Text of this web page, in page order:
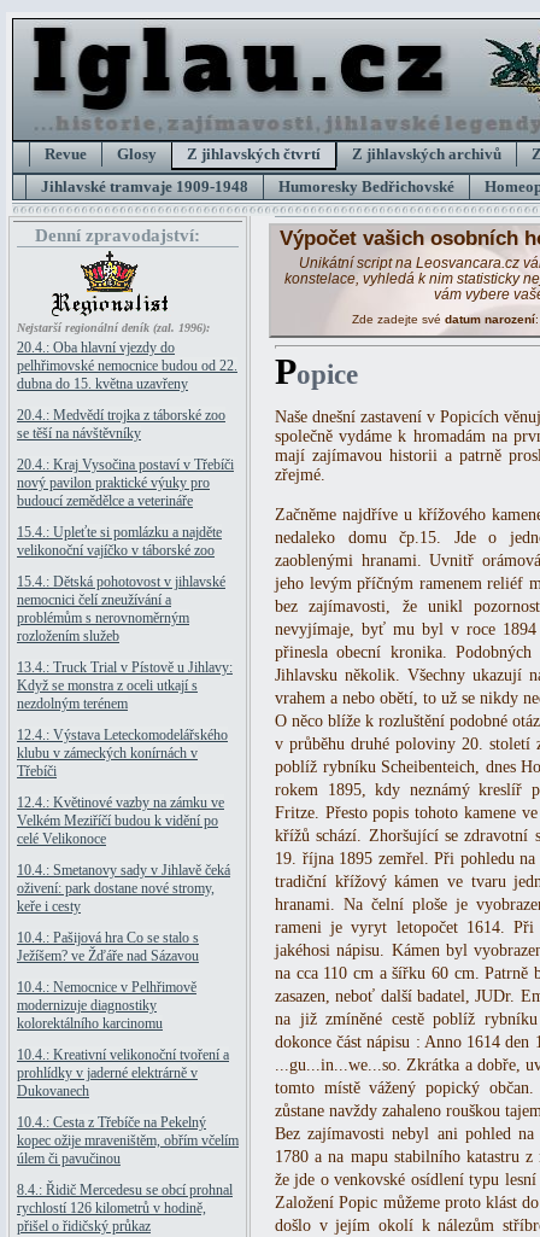
Revue Glosy Z jihlavských čtvrtí Z jihlavských archivů
Jihlavské tramvaje 1909-1948
Humoresky Bedřichovské
Denní zpravodajství:
Nejstarší regionální deník (zal. 1996):
20.4.: Oba hlavní vjezdy do
pelhřimovské nemocnice budou od 22.
dubna do 15. května uzavřeny
20.4.: Medvědí trojka z táborské zoo
se těší na návštěvníky
20.4.: Kraj Vysočina postaví v Třebíči
nový pavilon praktické výuky pro
budoucí zemědělce a veterináře
15.4.: Upleťte si pomlázku a najděte
velikonoční vajíčko v táborské zoo
15.4.: Dětská pohotovost v jihlavské
nemocnici čelí zneužívání a
problémům s nerovnoměrným
rozložením služeb
13.4.: Truck Trial v Pístově u Jihlavy:
Když se monstra z oceli utkají s
nezdolným terénem
12.4.: Výstava Leteckomodelářského
klubu v zámeckých konírnách v
Třebíči
12.4.: Květinové vazby na zámku ve
Velkém Meziříčí budou k vidění po
celé Velikonoce
10.4.: Smetanovy sady v Jihlavě čeká
oživení: park dostane nové stromy,
keře i cesty
10.4.: Pašijová hra Co se stalo s
Ježíšem? ve Žďáře nad Sázavou
10.4.: Nemocnice v Pelhřimově
modernizuje diagnostiky
kolorektálního karcinomu
10.4.: Kreativní velikonoční tvoření a
prohlídky v jaderné elektrárně v
Dukovanech
10.4.: Cesta z Třebíče na Pekelný
kopec ožije mraveništěm, obřím včelím
úlem či pavučinou
8.4.: Řidič Mercedesu se obcí prohnal
rychlostí 126 kilometrů v hodině,
přišel o řidičský průkaz
Výpočet vašich osobních
Unikátní script na Leosvancara.cz
konstelace, vyhledá k nim statisticky
vám vybere
Zde zadejte své datum narození
Popice
Naše dnešní zastavení v Popicích
společně vydáme k hromadám na
mají zajímavou historii a patrně
zřejmé.
Začněme najdříve u křížového
nedaleko domu čp.15. Jde o
zaoblenými hranami. Uvnitř
jeho levým příčným ramenem reliéf
bez zajímavosti, že unikl
nevyjímaje, byť mu byl v roce
přinesla obecní kronika.
Jihlavsku několik. Všechny ukazují
vrahem a nebo obětí, to už se nikdy
O něco blíže k rozluštění podobné
v průběhu druhé poloviny 20. století
poblíž rybníku Scheibenteich, dnes
rokem 1895, kdy neznámý kreslíř
Fritze. Přesto popis tohoto kamene
křížů schází. Zhoršující se zdravotní
19. října 1895 zemřel. Při pohledu
tradiční křížový kámen ve tvaru
hranami. Na čelní ploše je
rameni je vyryt letopočet 1614.
jakéhosi nápisu. Kámen byl
na cca 110 cm a šířku 60 cm. Patrně
zasazen, neboť další badatel, JUDr.
na již zmíněné cestě poblíž
dokonce část nápisu : Anno 1614
...gu...in...we...so. Zkrátka a dobře,
tomto místě vážený popický
zůstane navždy zahaleno rouškou
Bez zajímavosti nebyl ani pohled
1780 a na mapu stabilního katastru
že jde o venkovské osídlení typu
Založení Popic můžeme proto klást
došlo v jejím okolí k nálezům